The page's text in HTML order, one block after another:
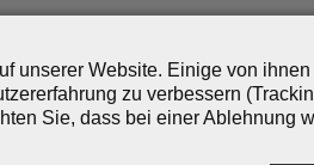
unserer Website. Einige von
zu verbessern
Sie, dass bei einer Ablehnung